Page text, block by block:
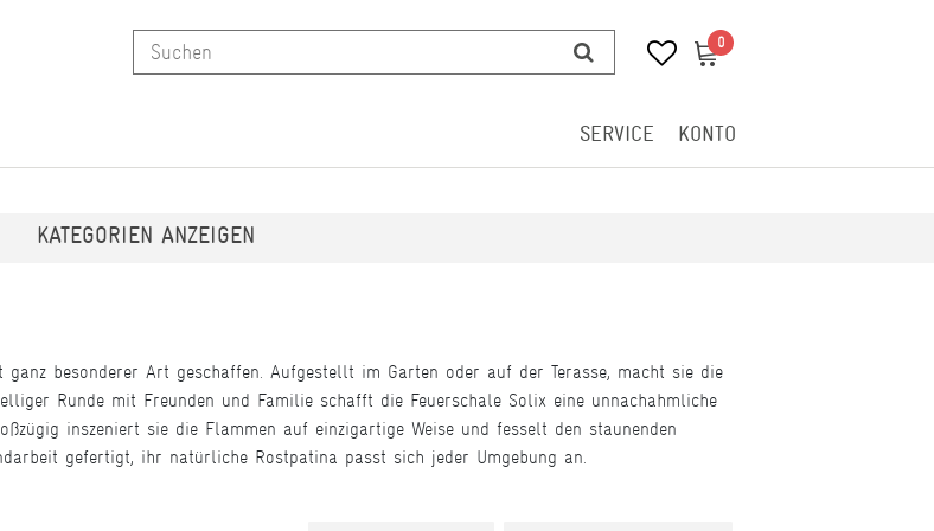
0 0
SERVICE KONTO
KATEGORIEN ANZEIGEN
ganz besonderer Art geschaffen. Aufgestellt im Garten oder auf der Terasse, macht sie die
Runde mit Freunden und Familie schafft die Feuerschale Solix eine unnachahmliche
inszeniert sie die Flammen auf einzigartige Weise und fesselt den staunenden
gefertigt, ihr natürliche Rostpatina passt sich jeder Umgebung an.